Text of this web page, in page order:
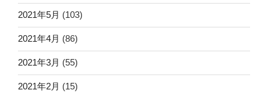
2021年5月 (103)
2021年4月 (86)
2021年3月 (55)
2021年2月 (15)